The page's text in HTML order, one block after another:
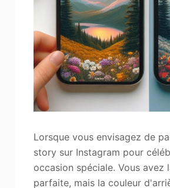
Lorsque vous envisagez de
story sur Instagram pour
occasion spéciale. Vous avez
parfaite, mais la couleur